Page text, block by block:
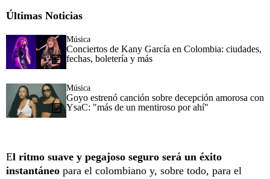
Últimas Noticias
Música
Conciertos de Kany García en Colombia: ciudades,
fechas, boletería y más
Música
Goyo estrenó canción sobre decepción amorosa con
YsaC: "más de un mentiroso por ahí"
El ritmo suave y pegajoso seguro será un éxito
instantáneo para el colombiano y, sobre todo, para el